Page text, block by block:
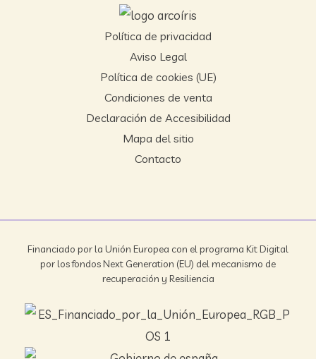
Política de privacidad
Aviso Legal
Política de cookies (UE)
Condiciones de venta
Declaración de Accesibilidad
Mapa del sitio
Contacto
Financiado por la Unión Europea con el programa Kit Digital
por los fondos Next Generation (EU) del mecanismo de
recuperación y Resiliencia